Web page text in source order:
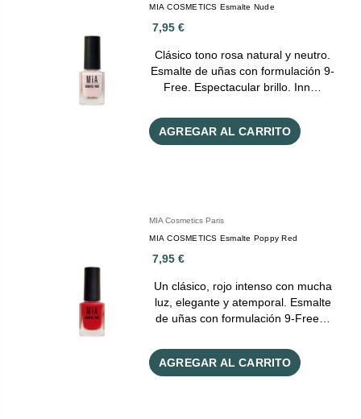
MIA COSMETICS Esmalte Nude
7,95 €
Clásico tono rosa natural y neutro.
Esmalte de uñas con formulación 9-
Free. Espectacular brillo. Inn…
AGREGAR AL CARRITO
MIA Cosmetics Paris
MIA COSMETICS Esmalte Poppy Red
7,95 €
Un clásico, rojo intenso con mucha
luz, elegante y atemporal. Esmalte
de uñas con formulación 9-Free…
AGREGAR AL CARRITO